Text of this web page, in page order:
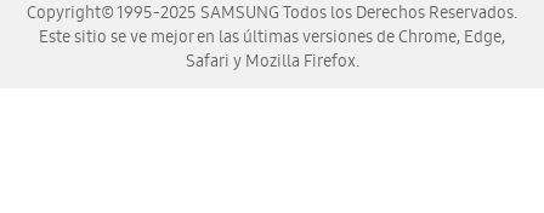
Copyright© 1995-2025 SAMSUNG Todos los Derechos Reservados.
Este sitio se ve mejor en las últimas versiones de Chrome, Edge,
Safari y Mozilla Firefox.